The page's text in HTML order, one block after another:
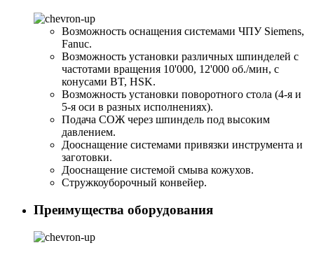
Возможность оснащения системами ЧПУ Siemens,
Fanuc.
Возможность установки различных шпинделей с
частотами вращения 10'000, 12'000 об./мин, с
конусами BT, HSK.
Возможность установки поворотного стола (4-я и
5-я оси в разных исполнениях).
Подача СОЖ через шпиндель под высоким
давлением.
Дооснащение системами привязки инструмента и
заготовки.
Дооснащение системой смыва кожухов.
Стружкоуборочный конвейер.
Преимущества оборудования